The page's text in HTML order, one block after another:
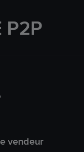
P2P
vendeur